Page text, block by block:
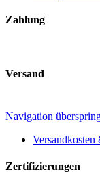
Zahlung
Versand
Navigation
Zertifizierungen